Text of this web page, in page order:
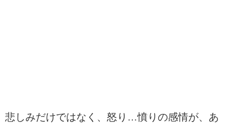
悲しみだけではなく、怒り…憤りの感情が、あ